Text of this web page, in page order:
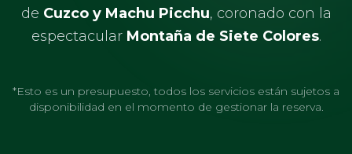
de Cuzco y Machu Picchu, coronado con la
espectacular Montaña de Siete Colores.
*Esto es un presupuesto, todos los servicios están sujetos a
disponibilidad en el momento de gestionar la reserva.